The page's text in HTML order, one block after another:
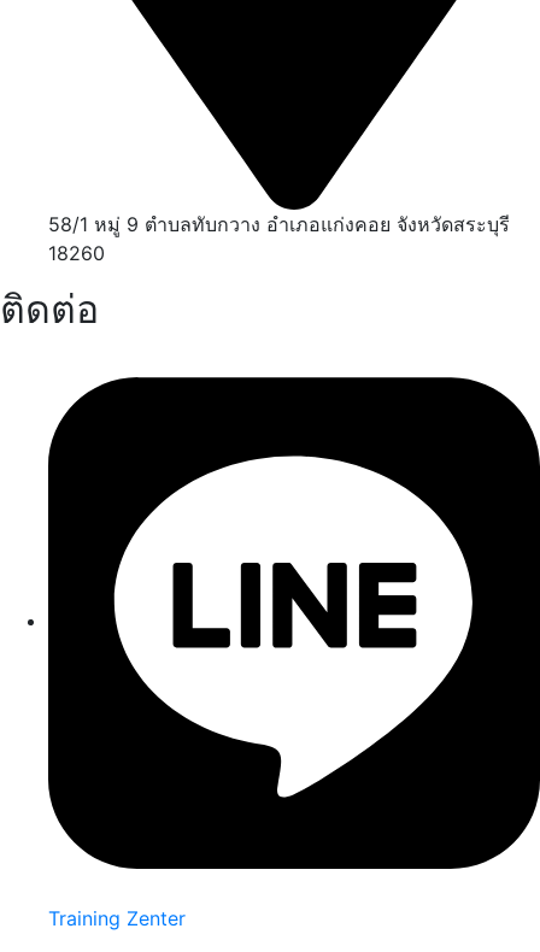
58/1 หมู่ 9 ตำบลทับกวาง อำเภอแก่งคอย จังหวัดสระบุรี
18260
ติดต่อ
Training Zenter